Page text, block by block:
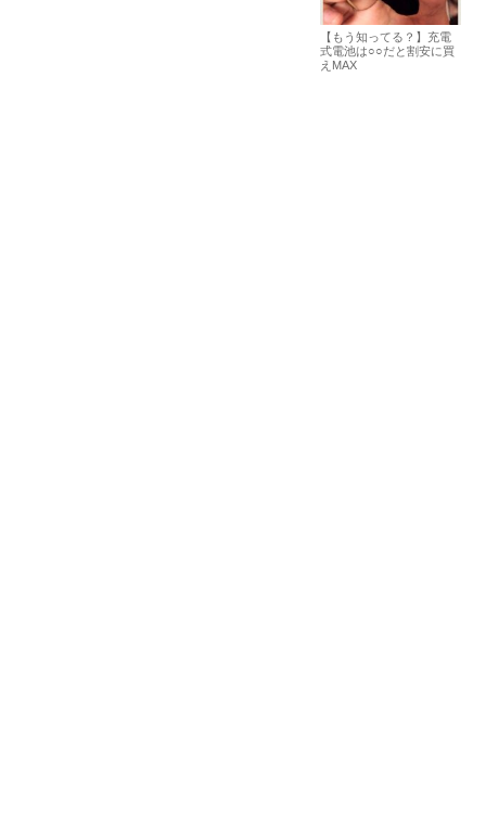
【もう知ってる？】充電
式電池は○○だと割安に買
えMAX